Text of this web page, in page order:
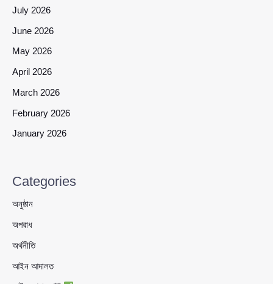
July 2026
June 2026
May 2026
April 2026
March 2026
February 2026
January 2026
Categories
অনুষ্ঠান
অপরাধ
অর্থনীতি
আইন আদালত